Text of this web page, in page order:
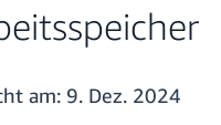
am: 9. Dez. 2024